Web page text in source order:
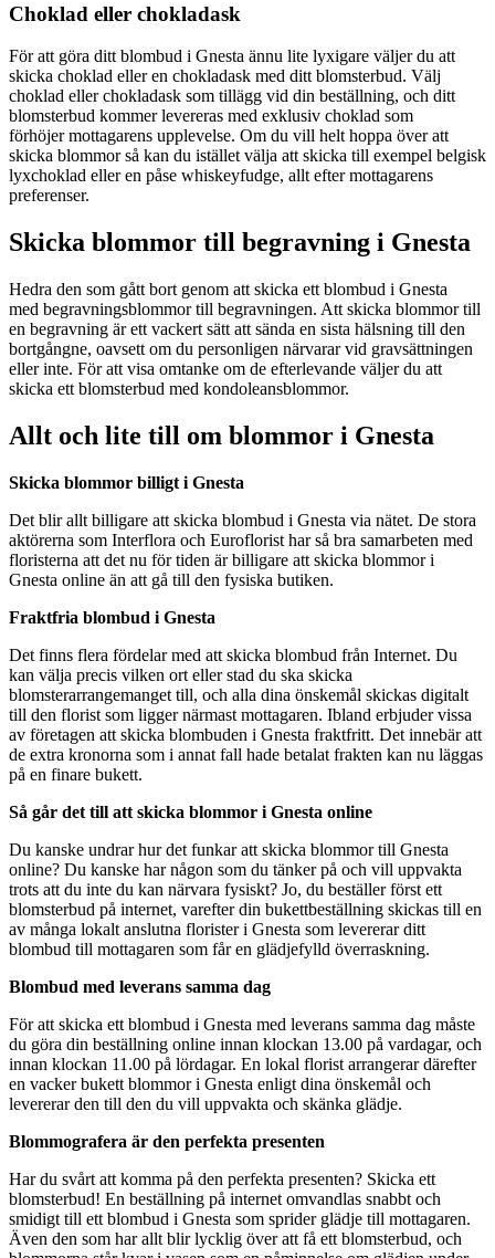
Choklad eller chokladask
För att göra ditt blombud i Gnesta ännu lite lyxigare väljer du att
skicka choklad eller en chokladask med ditt blomsterbud. Välj
choklad eller chokladask som tillägg vid din beställning, och ditt
blomsterbud kommer levereras med exklusiv choklad som
förhöjer mottagarens upplevelse. Om du vill helt hoppa över att
skicka blommor så kan du istället välja att skicka till exempel belgisk
lyxchoklad eller en påse whiskeyfudge, allt efter mottagarens
preferenser.
Skicka blommor till begravning i Gnesta
Hedra den som gått bort genom att skicka ett blombud i Gnesta
med begravningsblommor till begravningen. Att skicka blommor till
en begravning är ett vackert sätt att sända en sista hälsning till den
bortgångne, oavsett om du personligen närvarar vid gravsättningen
eller inte. För att visa omtanke om de efterlevande väljer du att
skicka ett blomsterbud med kondoleansblommor.
Allt och lite till om blommor i Gnesta
Skicka blommor billigt i Gnesta
Det blir allt billigare att skicka blombud i Gnesta via nätet. De stora
aktörerna som Interflora och Euroflorist har så bra samarbeten med
floristerna att det nu för tiden är billigare att skicka blommor i
Gnesta online än att gå till den fysiska butiken.
Fraktfria blombud i Gnesta
Det finns flera fördelar med att skicka blombud från Internet. Du
kan välja precis vilken ort eller stad du ska skicka
blomsterarrangemanget till, och alla dina önskemål skickas digitalt
till den florist som ligger närmast mottagaren. Ibland erbjuder vissa
av företagen att skicka blombuden i Gnesta fraktfritt. Det innebär att
de extra kronorna som i annat fall hade betalat frakten kan nu läggas
på en finare bukett.
Så går det till att skicka blommor i Gnesta online
Du kanske undrar hur det funkar att skicka blommor till Gnesta
online? Du kanske har någon som du tänker på och vill uppvakta
trots att du inte du kan närvara fysiskt? Jo, du beställer först ett
blomsterbud på internet, varefter din bukettbeställning skickas till en
av många lokalt anslutna florister i Gnesta som levererar ditt
blombud till mottagaren som får en glädjefylld överraskning.
Blombud med leverans samma dag
För att skicka ett blombud i Gnesta med leverans samma dag måste
du göra din beställning online innan klockan 13.00 på vardagar, och
innan klockan 11.00 på lördagar. En lokal florist arrangerar därefter
en vacker bukett blommor i Gnesta enligt dina önskemål och
levererar den till den du vill uppvakta och skänka glädje.
Blommografera är den perfekta presenten
Har du svårt att komma på den perfekta presenten? Skicka ett
blomsterbud! En beställning på internet omvandlas snabbt och
smidigt till ett blombud i Gnesta som sprider glädje till mottagaren.
Även den som har allt blir lycklig över att få ett blomsterbud, och